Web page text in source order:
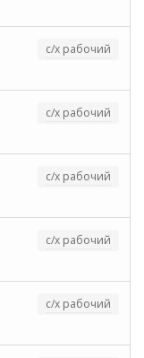
с/х рабочий
с/х рабочий
с/х рабочий
с/х рабочий
с/х рабочий